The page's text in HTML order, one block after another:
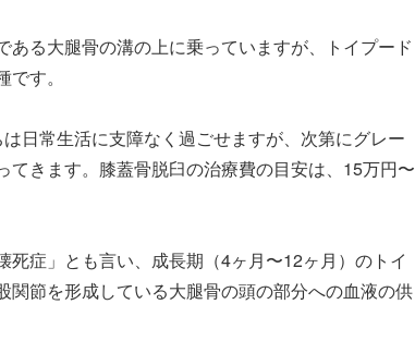
る大腿骨の溝の上に乗っていますが、トイプード
す。
日常生活に支障なく過ごせますが、次第にグレー
てきます。膝蓋骨脱臼の治療費の目安は、15万円〜
症」とも言い、成長期（4ヶ月〜12ヶ月）のトイ
節を形成している大腿骨の頭の部分への血液の供